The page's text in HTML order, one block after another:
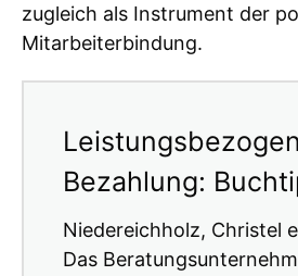
zugleich als Instrument der
Mitarbeiterbindung.
Bezahlung:
Niedereichholz, Christel
Das